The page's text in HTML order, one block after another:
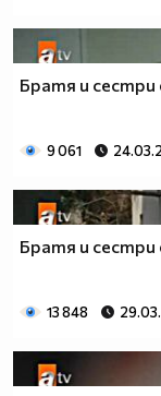
Братя и сестри
9 061
Братя и сестри
13 848